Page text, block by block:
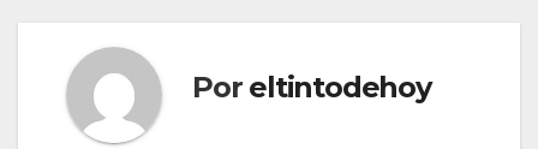
Por eltintodehoy